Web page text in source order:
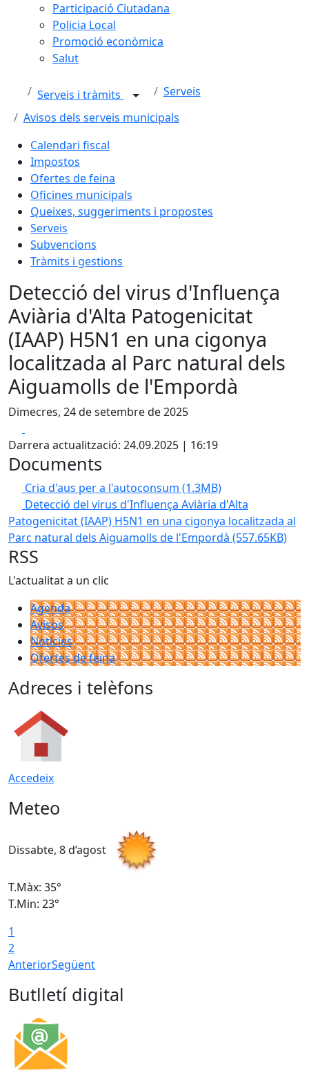
Participació Ciutadana
Policia Local
Promoció econòmica
Salut
Serveis i tràmits
Serveis
Avisos dels serveis municipals
Calendari fiscal
Impostos
Ofertes de feina
Oficines municipals
Queixes, suggeriments i propostes
Serveis
Subvencions
Tràmits i gestions
Detecció del virus d'Influença
Aviària d'Alta Patogenicitat
(IAAP) H5N1 en una cigonya
localitzada al Parc natural dels
Aiguamolls de l'Empordà
Dimecres, 24 de setembre de 2025
Darrera actualització: 24.09.2025 | 16:19
Documents
Cria d'aus per a l'autoconsum (1.3MB)
Detecció del virus d'Influença Aviària d'Alta
Patogenicitat (IAAP) H5N1 en una cigonya localitzada al
Parc natural dels Aiguamolls de l'Empordà (557.65KB)
RSS
L'actualitat a un clic
Agenda
Avisos
Notícies
Ofertes de feina
Adreces i telèfons
Accedeix
Meteo
Dissabte, 8 d’agost
T.Màx: 35°
T.Min: 23°
1
2
AnteriorSegüent
Butlletí digital